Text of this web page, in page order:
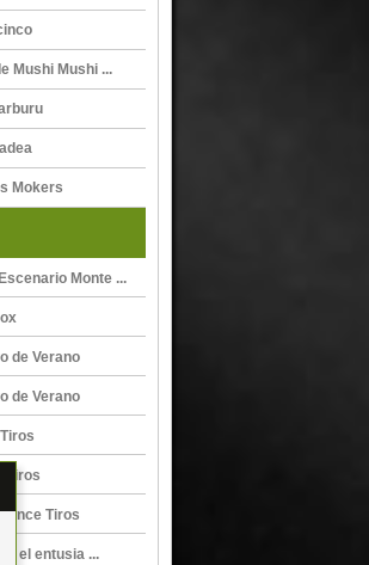
Mushi Mushi ...
Mokers
Monte ...
de Verano
de Verano
Tiros
Once Tiros
el entusia ...